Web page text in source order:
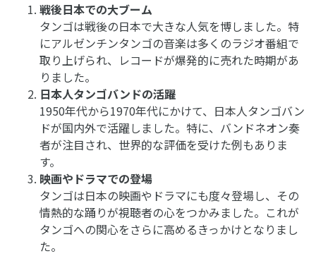
戦後日本での大ブーム
タンゴは戦後の日本で大きな人気を博しました。特
にアルゼンチンタンゴの音楽は多くのラジオ番組で
取り上げられ、レコードが爆発的に売れた時期があ
りました。
日本人タンゴバンドの活躍
1950年代から1970年代にかけて、日本人タンゴバン
ドが国内外で活躍しました。特に、バンドネオン奏
者が注目され、世界的な評価を受けた例もありま
す。
映画やドラマでの登場
タンゴは日本の映画やドラマにも度々登場し、その
情熱的な踊りが視聴者の心をつかみました。これが
タンゴへの関心をさらに高めるきっかけとなりまし
た。